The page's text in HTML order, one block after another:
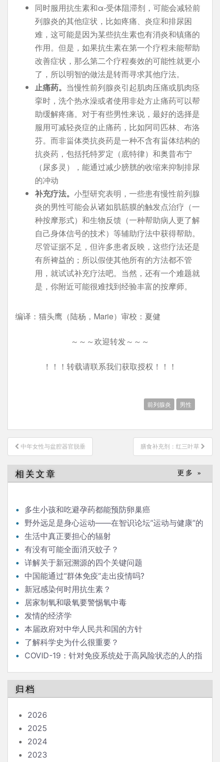
同时服用抗生素和α-受体阻滞剂，可能会减轻前
列腺炎的其他症状，比如疼痛、炎症和排尿困
难，这可能是因为某些抗生素也有消炎和镇痛的
作用。但是，如果抗生素在第一个疗程未能帮助
改善症状，那么第二个疗程奏效的可能性就更小
了，所以明智的做法是转而寻求其他疗法。
止痛药。 当慢性前列腺炎引起肌肉压痛或肌肉痉
挛时，洗个热水澡或者使用非处方止痛药可以帮
助缓解疼痛。对于有些男性来说，最好的选择是
服用可减轻炎症的止痛药，比如阿司匹林、布洛
芬。而非甾体类抗炎药是一种不含有甾体结构的
抗炎药，包括托特罗定（底特律）和奥昔布宁
（尿多灵），能通过减少膀胱的收缩来抑制排尿
的冲动
补充疗法。 小型研究表明，一些患有慢性前列腺
炎的男性可能会从诸如肌筋膜的触发点治疗（一
种按摩形式）和生物反馈（一种帮助病人更了解
自己身体信号的技术）等辅助疗法中获得帮助。
尽管证据不足，但许多患者反映，这些疗法还是
有所裨益的；所以假使其他所有的方法都不管
用，就试试补充疗法吧。当然，还有一个难题就
是，你附近可能很难找到经验丰富的按摩师。
编译：猫头鹰（陆杨，Marie）审校：夏健
～～～欢迎转发～～～
！！！转载请联系我们获取授权！！！
前列腺炎 男性
文
章
导
航
中年女性与盆腔器官脱垂 膳食补充剂：红三叶草
相关文章 更多 »
多生小孩和吃避孕药都能预防卵巢癌
野外远足是身心运动——在智识论坛“运动与健康”的
发言生活中真正要担心的辐射
有没有可能全面消灭蚊子？
详解关于新冠溯源的四个关键问题
中国能通过“群体免疫”走出疫情吗?
新冠感染何时用抗生素？
居家制氧和吸氧要警惕氧中毒
发情的经济学
本届政府对中华人民共和国的方针
了解科学史为什么很重要？
COVID-19：针对免疫系统处于高风险状态的人的指
归档
2026
2025
2024
2023